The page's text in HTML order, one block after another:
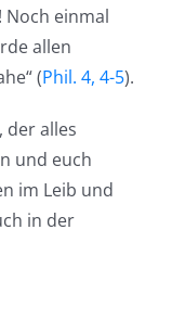
Noch einmal
allen
(Phil. 4, 4-5).
der alles
und euch
im Leib und
in der